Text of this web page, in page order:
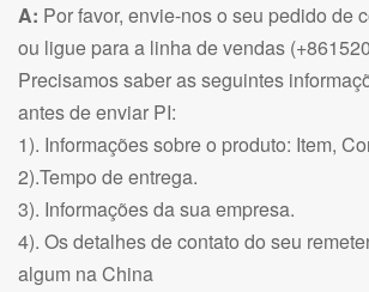
A: Por favor, envie-nos o seu pedido de
ou ligue para a linha de vendas
Precisamos saber as seguintes
antes de enviar PI:
1). Informações sobre o produto: Item,
2).Tempo de entrega.
3). Informações da sua empresa.
4). Os detalhes de contato do seu
algum na China